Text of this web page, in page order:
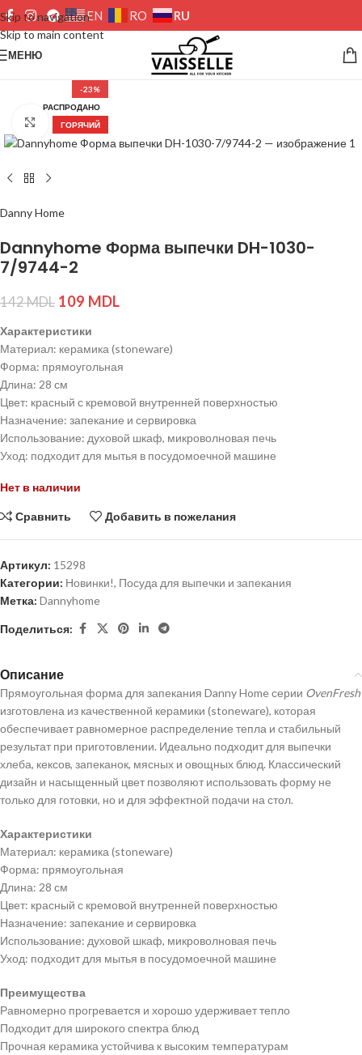
Skip to navigation
Skip to main content
EN RO RU
МЕНЮ
-23%
РАСПРОДАНО
ГОРЯЧИЙ
Нажмите, чтобы увеличить изображение
Danny Home
Dannyhome Форма выпечки DH-1030-
7/9744-2
142MDL 109 MDL
Характеристики
Материал: керамика (stoneware)
Форма: прямоугольная
Длина: 28 см
Цвет: красный с кремовой внутренней поверхностью
Назначение: запекание и сервировка
Использование: духовой шкаф, микроволновая печь
Уход: подходит для мытья в посудомоечной машине
Нет в наличии
Сравнить Добавить в пожелания
Артикул: 15298
Категории: Новинки!, Посуда для выпечки и запекания
Метка: Dannyhome
Поделиться:
Описание
Прямоугольная форма для запекания Danny Home серии OvenFresh
изготовлена из качественной керамики (stoneware), которая
обеспечивает равномерное распределение тепла и стабильный
результат при приготовлении. Идеально подходит для выпечки
хлеба, кексов, запеканок, мясных и овощных блюд. Классический
дизайн и насыщенный цвет позволяют использовать форму не
только для готовки, но и для эффектной подачи на стол.
Характеристики
Материал: керамика (stoneware)
Форма: прямоугольная
Длина: 28 см
Цвет: красный с кремовой внутренней поверхностью
Назначение: запекание и сервировка
Использование: духовой шкаф, микроволновая печь
Уход: подходит для мытья в посудомоечной машине
Преимущества
Равномерно прогревается и хорошо удерживает тепло
Подходит для широкого спектра блюд
Прочная керамика устойчива к высоким температурам